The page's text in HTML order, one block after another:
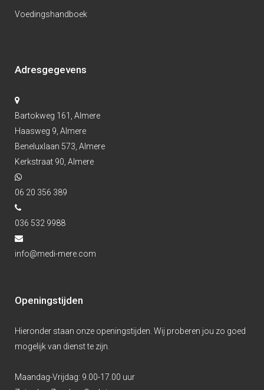
Voedingshandboek
Adresgegevens
Bartokweg 161, Almere
Haasweg 9, Almere
Beneluxlaan 573, Almere
Kerkstraat 90, Almere
06 20 356 389
036 532 9988
info@medi-mere.com
Openingstijden
Hieronder staan onze openingstijden. Wij proberen jou zo goed
mogelijk van dienst te zijn.
Maandag-Vrijdag: 9.00-17.00 uur